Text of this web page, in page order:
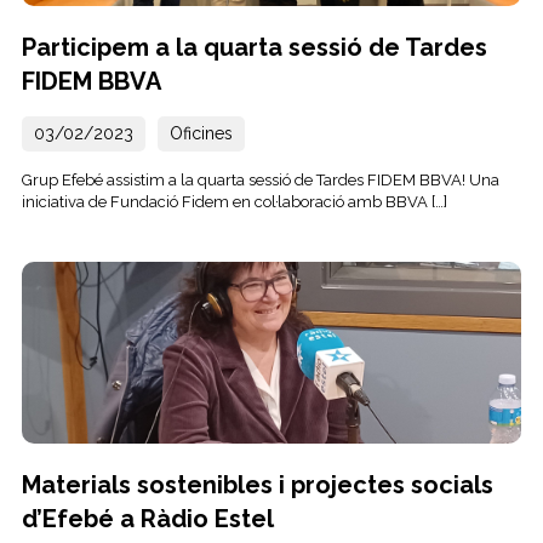
Participem a la quarta sessió de Tardes
FIDEM BBVA
03/02/2023 Oficines
Grup Efebé assistim a la quarta sessió de Tardes FIDEM BBVA! Una
iniciativa de Fundació Fidem en col·laboració amb BBVA […]
Materials sostenibles i projectes socials
d’Efebé a Ràdio Estel